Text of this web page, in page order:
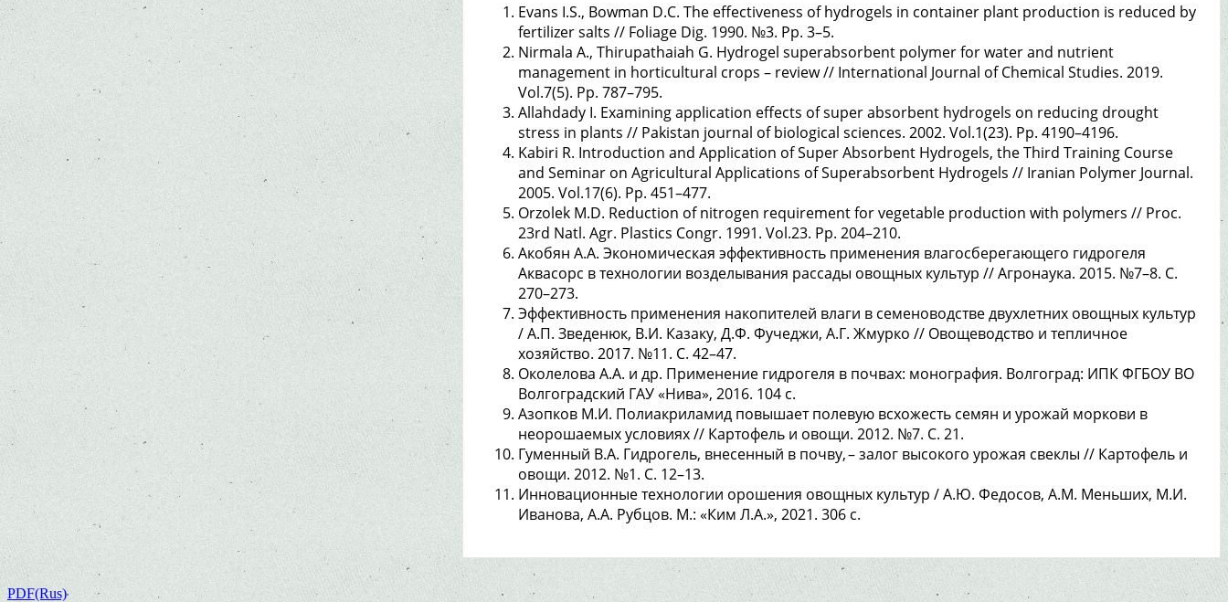
Evans I.S., Bowman D.C. The effectiveness of hydrogels in container plant production is reduced by
fertilizer salts // Foliage Dig. 1990. №3. Pp. 3–5.
Nirmala A., Thirupathaiah G. Hydrogel superabsorbent polymer for water and nutrient
management in horticultural crops – review // International Journal of Chemical Studies. 2019.
Vol.7(5). Pp. 787–795.
Allahdady I. Examining application effects of super absorbent hydrogels on reducing drought
stress in plants // Pakistan journal of biological sciences. 2002. Vol.1(23). Pp. 4190–4196.
Kabiri R. Introduction and Application of Super Absorbent Hydrogels, the Third Training Course
and Seminar on Agricultural Applications of Superabsorbent Hydrogels // Iranian Polymer Journal.
2005. Vol.17(6). Pp. 451–477.
Orzolek M.D. Reduction of nitrogen requirement for vegetable production with polymers // Proc.
23rd Natl. Agr. Plastics Congr. 1991. Vol.23. Pp. 204–210.
Акобян А.А. Экономическая эффективность применения влагосберегающего гидрогеля
Аквасорс в технологии возделывания рассады овощных культур // Агронаука. 2015. №7–8. С.
270–273.
Эффективность применения накопителей влаги в семеноводстве двухлетних овощных культур
/ А.П. Зведенюк, В.И. Казаку, Д.Ф. Фучеджи, А.Г. Жмурко // Овощеводство и тепличное
хозяйство. 2017. №11. С. 42–47.
Околелова А.А. и др. Применение гидрогеля в почвах: монография. Волгоград: ИПК ФГБОУ ВО
Волгоградский ГАУ «Нива», 2016. 104 с.
Азопков М.И. Полиакриламид повышает полевую всхожесть семян и урожай моркови в
неорошаемых условиях // Картофель и овощи. 2012. №7. С. 21.
Гуменный В.А. Гидрогель, внесенный в почву, – залог высокого урожая свеклы // Картофель и
овощи. 2012. №1. C. 12–13.
Инновационные технологии орошения овощных культур / А.Ю. Федосов, А.М. Меньших, М.И.
Иванова, А.А. Рубцов. М.: «Ким Л.А.», 2021. 306 c.
PDF(Rus)